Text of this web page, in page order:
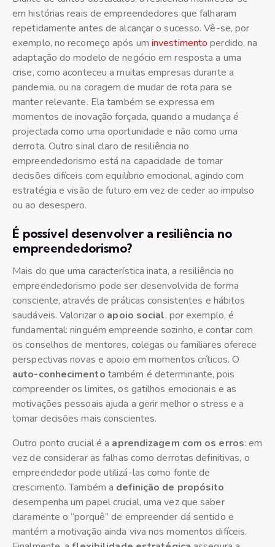
em histórias reais de empreendedores que falharam
repetidamente antes de alcançar o sucesso. Vê-se, por
exemplo, no recomeço após um investimento perdido, na
adaptação do modelo de negócio em resposta a uma
crise, como aconteceu a muitas empresas durante a
pandemia, ou na coragem de mudar de rota para se
manter relevante. Ela também se expressa em
momentos de inovação forçada, quando a mudança é
projectada como uma oportunidade e não como uma
derrota. Outro sinal claro de resiliência no
empreendedorismo está na capacidade de tomar
decisões difíceis com equilíbrio emocional, agindo com
estratégia e visão de futuro em vez de ceder ao impulso
ou ao desespero.
É possível desenvolver a resiliência no
empreendedorismo?
Mais do que uma característica inata, a resiliência no
empreendedorismo pode ser desenvolvida de forma
consciente, através de práticas consistentes e hábitos
saudáveis. Valorizar o apoio social, por exemplo, é
fundamental: ninguém empreende sozinho, e contar com
os conselhos de mentores, colegas ou familiares oferece
perspectivas novas e apoio em momentos críticos. O
auto-conhecimento também é determinante, pois
compreender os limites, os gatilhos emocionais e as
motivações pessoais ajuda a gerir melhor o stress e a
tomar decisões mais conscientes.
Outro ponto crucial é a aprendizagem com os erros: em
vez de considerar as falhas como derrotas definitivas, o
empreendedor pode utilizá-las como fonte de
crescimento. Também a definição de propósito
desempenha um papel crucial, uma vez que saber
claramente o “porquê” de empreender dá sentido e
mantém a motivação ainda viva nos momentos difíceis.